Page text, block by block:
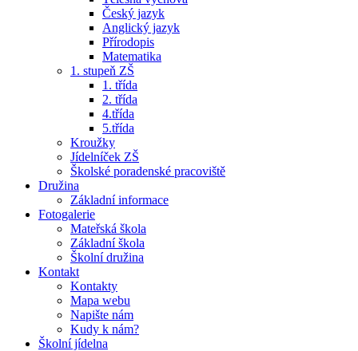
Český jazyk
Anglický jazyk
Přírodopis
Matematika
1. stupeň ZŠ
1. třída
2. třída
4.třída
5.třída
Kroužky
Jídelníček ZŠ
Školské poradenské pracoviště
Družina
Základní informace
Fotogalerie
Mateřská škola
Základní škola
Školní družina
Kontakt
Kontakty
Mapa webu
Napište nám
Kudy k nám?
Školní jídelna